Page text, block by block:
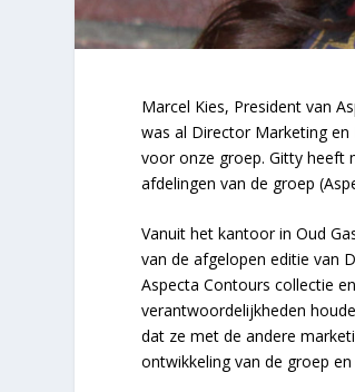
Marcel Kies, President van
was al Director Marketing en
voor onze groep. Gitty heeft
afdelingen van de groep
Vanuit het kantoor in Oud
van de afgelopen editie van
Aspecta Contours collectie
verantwoordelijkheden
dat ze met de andere
ontwikkeling van de groep